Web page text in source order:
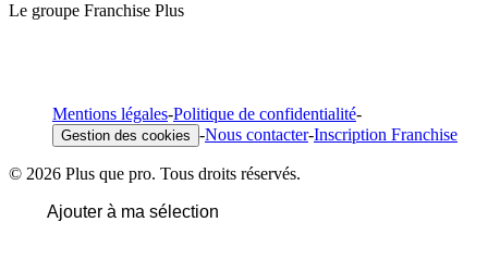
Le groupe Franchise Plus
Mentions légales-Politique de confidentialité-
Gestion des cookies -Nous contacter-Inscription Franchise
© 2026 Plus que pro. Tous droits réservés.
Ajouter à ma sélection